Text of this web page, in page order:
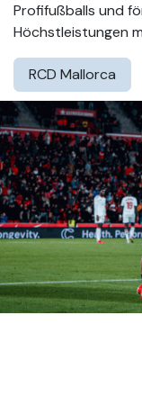
Profifußballs und
Höchstleistungen
RCD Mallorca